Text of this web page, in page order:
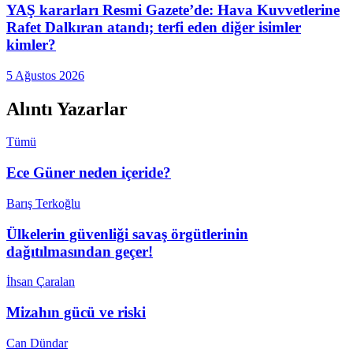
YAŞ kararları Resmi Gazete’de: Hava Kuvvetlerine
Rafet Dalkıran atandı; terfi eden diğer isimler
kimler?
5 Ağustos 2026
Alıntı Yazarlar
Tümü
Ece Güner neden içeride?
Barış Terkoğlu
Ülkelerin güvenliği savaş örgütlerinin
dağıtılmasından geçer!
İhsan Çaralan
Mizahın gücü ve riski
Can Dündar